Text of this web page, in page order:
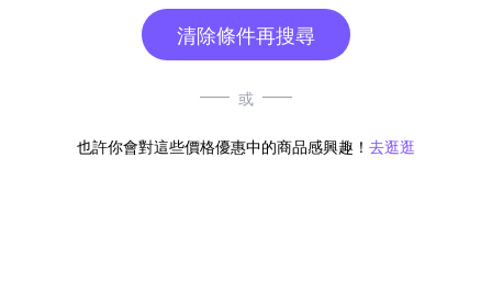
清除條件再搜尋
或
也許你會對這些價格優惠中的商品感興趣！ 去逛逛